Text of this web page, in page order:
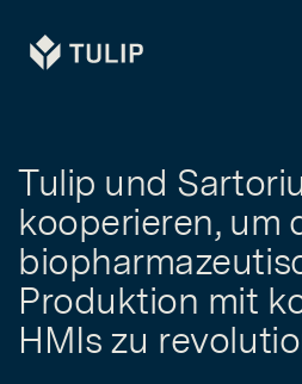
Tulip
Tulip und
kooperieren, um
Produktion mit
HMIs zu